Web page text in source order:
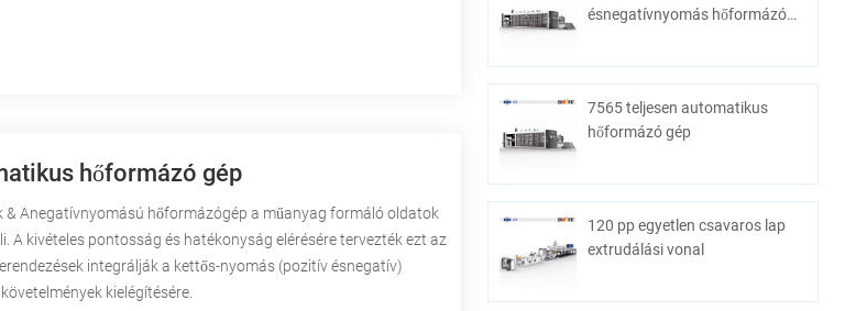
hőformázó gép
& Anegatívnyomású hőformázógép a műanyag formáló oldatok
A kivételes pontosság és hatékonyság elérésére tervezték ezt az
integrálják a kettős-nyomás (pozitív ésnegatív)
kielégítésére.
ésnegatívnyomás hőformázó
7565 teljesen automatikus
hőformázó gép
120 pp egyetlen csavaros lap
extrudálási vonal